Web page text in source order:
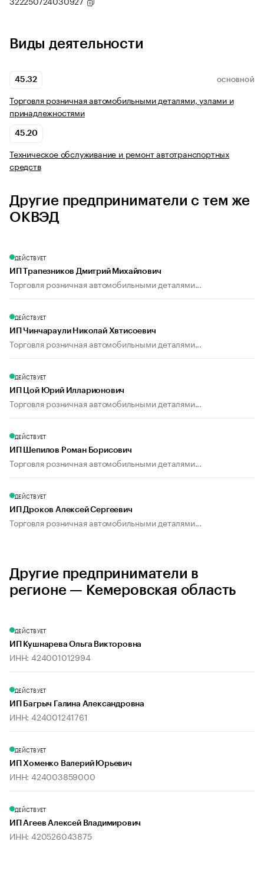
Виды деятельности
45.32 ОСНОВНОЙ
Торговля розничная автомобильными деталями, узлами и
принадлежностями
45.20
Техническое обслуживание и ремонт автотранспортных
средств
Другие предприниматели с тем же
ОКВЭД
ДЕЙСТВУЕТ
ИП Трапезников Дмитрий Михайлович
Торговля розничная автомобильными деталями...
ДЕЙСТВУЕТ
ИП Чинчараули Николай Хвтисоевич
Торговля розничная автомобильными деталями...
ДЕЙСТВУЕТ
ИП Цой Юрий Илларионович
Торговля розничная автомобильными деталями...
ДЕЙСТВУЕТ
ИП Шепилов Роман Борисович
Торговля розничная автомобильными деталями...
ДЕЙСТВУЕТ
ИП Дроков Алексей Сергеевич
Торговля розничная автомобильными деталями...
Другие предприниматели в
регионе — Кемеровская область
ДЕЙСТВУЕТ
ИП Кушнарева Ольга Викторовна
ИНН: 424001012994
ДЕЙСТВУЕТ
ИП Багрыч Галина Александровна
ИНН: 424001241761
ДЕЙСТВУЕТ
ИП Хоменко Валерий Юрьевич
ИНН: 424003859000
ДЕЙСТВУЕТ
ИП Агеев Алексей Владимирович
ИНН: 420526043875